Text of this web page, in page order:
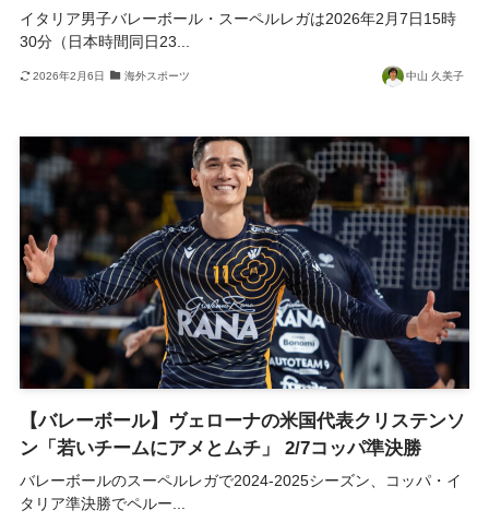
イタリア男子バレーボール・スーペルレガは2026年2月7日15時
30分（日本時間同日23...
2026年2月6日 海外スポーツ 中山 久美子
【バレーボール】ヴェローナの米国代表クリステンソ
ン「若いチームにアメとムチ」 2/7コッパ準決勝
バレーボールのスーペルレガで2024-2025シーズン、コッパ・イ
タリア準決勝でペルー...